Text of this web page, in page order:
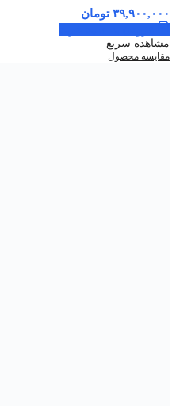
۳۹,۹۰۰,۰۰۰ تومان
مشاهده سریع
مقایسه محصول